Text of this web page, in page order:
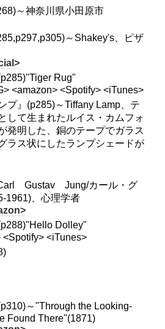
～神奈川県小田原市
～Shakey's、ピザ
Rug"
<amazon> <Spotify> <iTunes>
プ』(p285)～Tiffany Lamp、テ
して生まれたルイス・カムフォ
発明した、銅のテープでガラス
ラス状にしたランプシェードが
Carl Gustav Jung/カール・グ
1961)、心理学者
Dolley"
<iTunes>
～"Through the Looking-
Found There"(1871)